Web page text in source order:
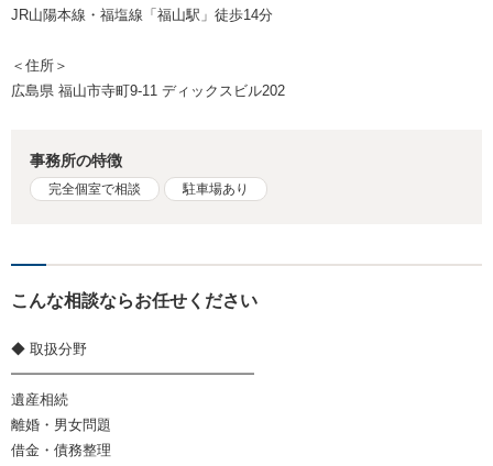
JR山陽本線・福塩線「福山駅」徒歩14分
＜住所＞
広島県 福山市寺町9-11 ディックスビル202
事務所の特徴
完全個室で相談 駐車場あり
こんな相談ならお任せください
◆ 取扱分野
━━━━━━━━━━━━━━━━━
遺産相続
離婚・男女問題
借金・債務整理